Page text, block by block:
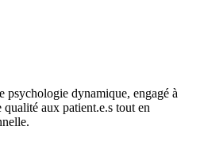
psychologie dynamique, engagé à
aux patient.e.s tout en